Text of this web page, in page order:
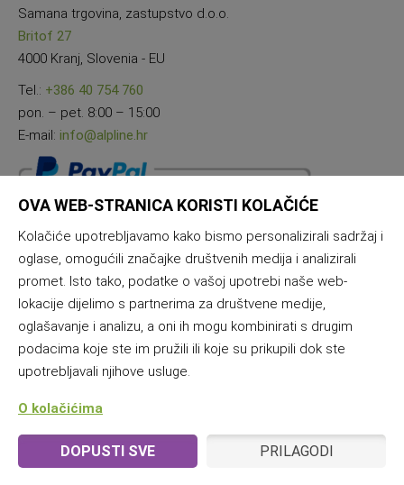
Samana trgovina, zastupstvo d.o.o.
Britof 27
4000 Kranj, Slovenia - EU
Tel.: +386 40 754 760
pon. – pet. 8:00 – 15:00
E-mail: info@alpline.hr
OVA WEB-STRANICA KORISTI KOLAČIĆE
Kolačiće upotrebljavamo kako bismo personalizirali sadržaj i
oglase, omogućili značajke društvenih medija i analizirali
promet. Isto tako, podatke o vašoj upotrebi naše web-
lokacije dijelimo s partnerima za društvene medije,
oglašavanje i analizu, a oni ih mogu kombinirati s drugim
podacima koje ste im pružili ili koje su prikupili dok ste
upotrebljavali njihove usluge.
O kolačićima
DOPUSTI SVE PRILAGODI